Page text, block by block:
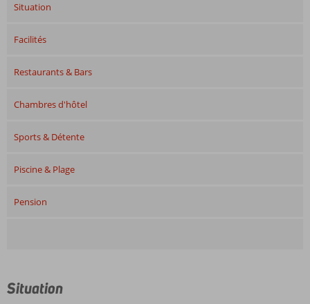
Situation
Facilités
Restaurants & Bars
Chambres d'hôtel
Sports & Détente
Piscine & Plage
Pension
Situation